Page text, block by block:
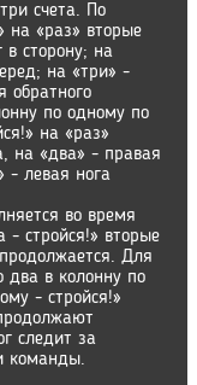
счета. По
на «раз» вторые
сторону; на
на «три» -
обратного
по одному по
на «раз»
на «два» - правая
- левая нога
во время
- стройся!» вторые
Для
два в колонну по
- стройся!»
следит за
команды.